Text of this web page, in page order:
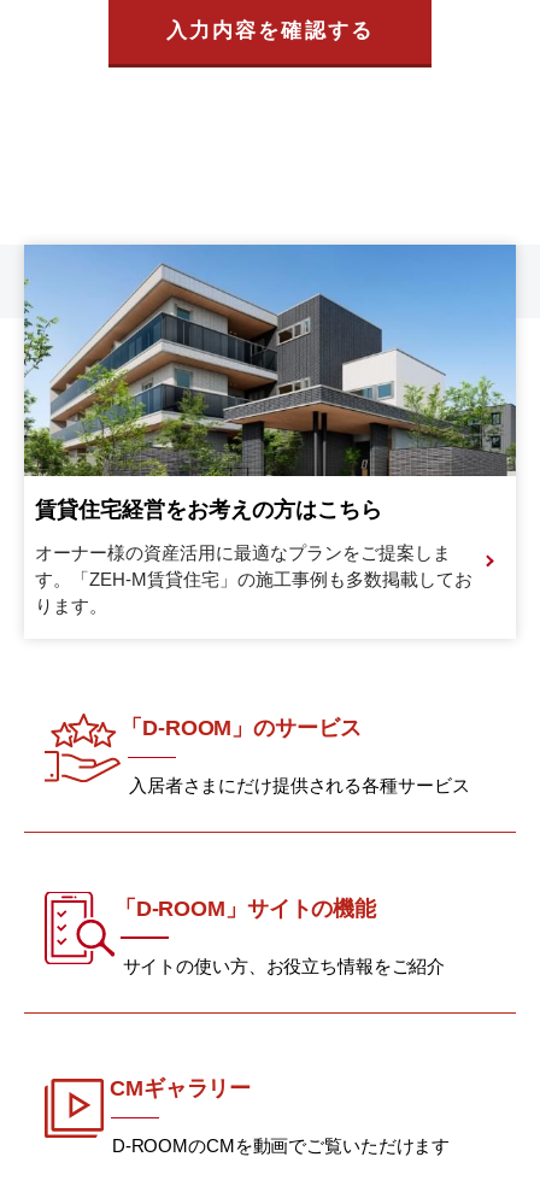
入力内容を確認する
賃貸住宅経営をお考えの方はこちら
オーナー様の資産活用に最適なプランをご提案しま
す。
「ZEH-M賃貸住宅」の施工事例も多数掲載してお
ります。
「D-ROOM」のサービス
入居者さまにだけ提供される各種サービス
「D-ROOM」サイトの機能
サイトの使い方、お役立ち情報をご紹介
CMギャラリー
D-ROOMのCMを動画でご覧いただけます